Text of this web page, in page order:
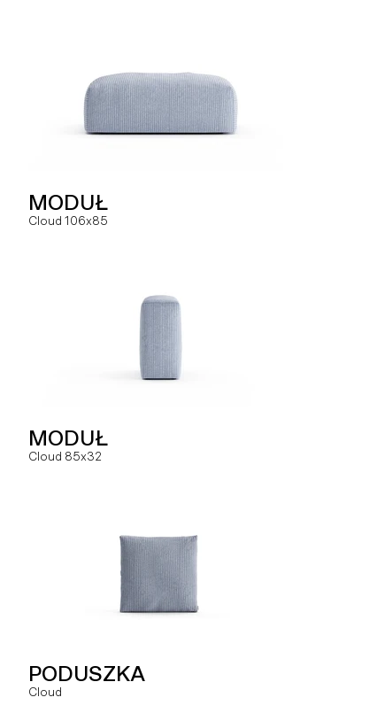
MODUŁ
Cloud 106x85
MODUŁ
Cloud 85x32
PODUSZKA
Cloud
Hug dual
Hug
Hug
MODUŁ
Slay MC
MODUŁ
Slay ML
MODUŁ
Slay MLO